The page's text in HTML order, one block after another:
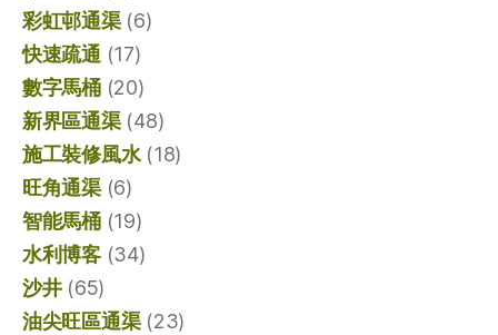
彩虹邨通渠(6)
快速疏通 (17)
數字馬桶(20)
新界區通渠(48)
施工裝修風水(18)
旺角通渠(6)
智能馬桶(19)
水利博客(34)
沙井(65)
油尖旺區通渠(23)